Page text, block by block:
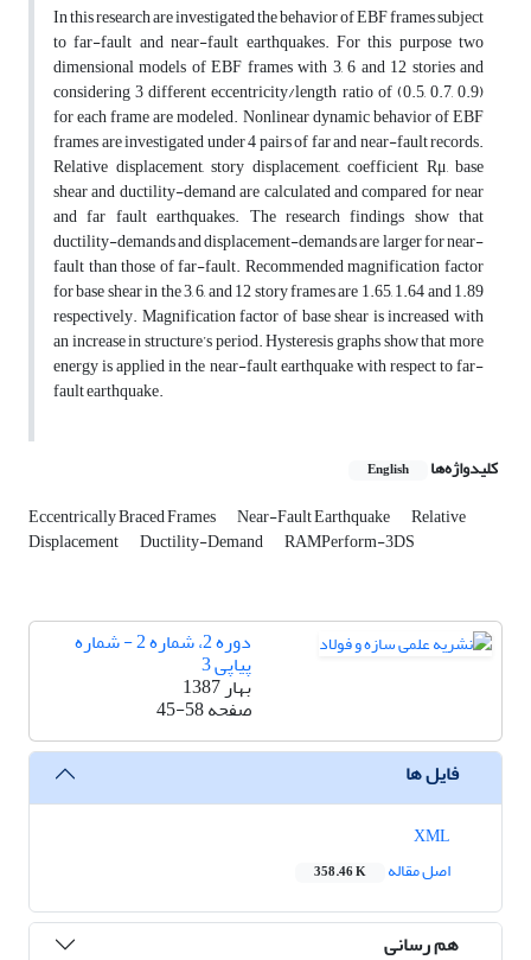
In this research are investigated the behavior of EBF frames subject
to far-fault and near-fault earthquakes. For this purpose two
dimensional models of EBF frames with 3, 6 and 12 stories and
considering 3 different eccentricity/length ratio of (0.5, 0.7, 0.9)
for each frame are modeled. Nonlinear dynamic behavior of EBF
frames are investigated under 4 pairs of far and near-fault records.
Relative displacement, story displacement, coefficient Rμ, base
shear and ductility-demand are calculated and compared for near
and far fault earthquakes. The research findings show that
ductility-demands and displacement-demands are larger for near-
fault than those of far-fault. Recommended magnification factor
for base shear in the 3, 6, and 12 story frames are 1.65, 1.64 and 1.89
respectively. Magnification factor of base shear is increased with
an increase in structure’s period. Hysteresis graphs show that more
energy is applied in the near-fault earthquake with respect to far-
fault earthquake.
کلیدواژه‌ها English
Eccentrically Braced Frames Near-Fault Earthquake Relative
Displacement Ductility-Demand RAMPerform-3DS
دوره 2، شماره 2 - شماره
پیاپی 3
بهار 1387
صفحه45-58
فایل ها
اصل مقاله
358.46 K
هم رسانی